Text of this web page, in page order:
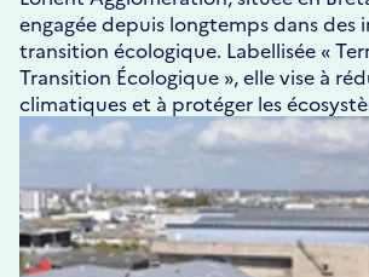
engagée depuis longtemps dans des
transition écologique. Labellisée «
Transition Écologique », elle vise à
climatiques et à protéger les